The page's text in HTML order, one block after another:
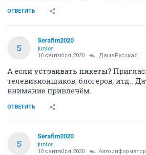
ОТВЕТИТЬ
S
Serafim2020
junior
10 сентября 2020 ДашаРусская
А если устраивать пикеты?
телевизионщиков, блогеров, итд..
внимание привлечём.
ОТВЕТИТЬ
S
Serafim2020
junior
10 сентября 2020 Автоинформатор